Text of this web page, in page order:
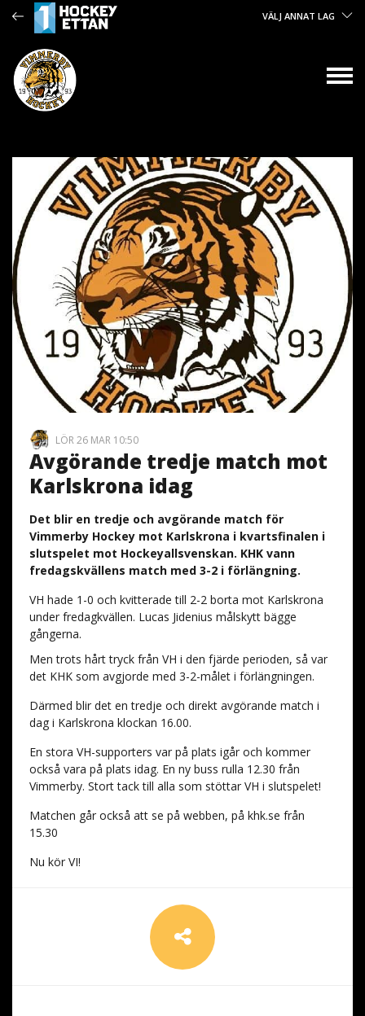
VÄLJ ANNAT LAG
LÖR 26 MAR 10:50
Avgörande tredje match mot
Karlskrona idag
Det blir en tredje och avgörande match för
Vimmerby Hockey mot Karlskrona i kvartsfinalen i
slutspelet mot Hockeyallsvenskan. KHK vann
fredagskvällens match med 3-2 i förlängning.
VH hade 1-0 och kvitterade till 2-2 borta mot Karlskrona
under fredagkvällen. Lucas Jidenius målskytt bägge
gångerna.
Men trots hårt tryck från VH i den fjärde perioden, så var
det KHK som avgjorde med 3-2-målet i förlängningen.
Därmed blir det en tredje och direkt avgörande match i
dag i Karlskrona klockan 16.00.
En stora VH-supporters var på plats igår och kommer
också vara på plats idag. En ny buss rulla 12.30 från
Vimmerby. Stort tack till alla som stöttar VH i slutspelet!
Matchen går också att se på webben, på khk.se från
15.30
Nu kör VI!